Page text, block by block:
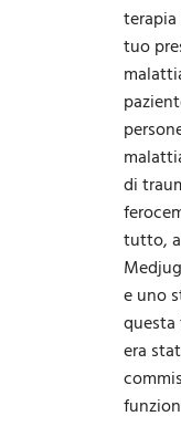
tuo
di
tutto,
e uno
era